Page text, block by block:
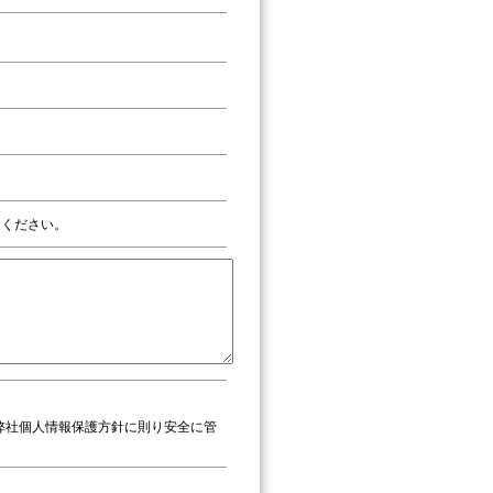
ださい。
個人情報保護方針に則り安全に管